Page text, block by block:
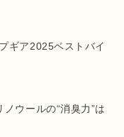
ギア2025ベストバイ
ウールの“消臭力”は